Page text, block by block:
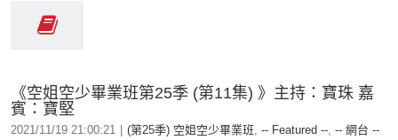
《空姐空少畢業班第25季 (第11集) 》主持：寶珠 嘉
賓：寶堅
2021/11/19 21:00:21 (第25季) 空姐空少畢業班, -- Featured --, -- 網台 --